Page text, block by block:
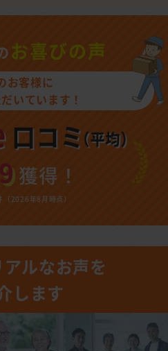
お喜びの声
お客様に
いています！
獲得！
2026年8月時点）
ルなお声を
します